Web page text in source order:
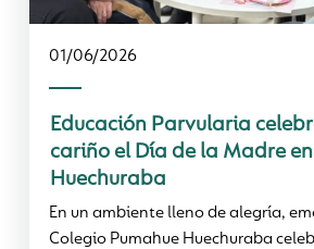
01/06/2026
Educación Parvularia
cariño el Día de la Madre
Huechuraba
En un ambiente lleno de alegría,
Colegio Pumahue Huechuraba